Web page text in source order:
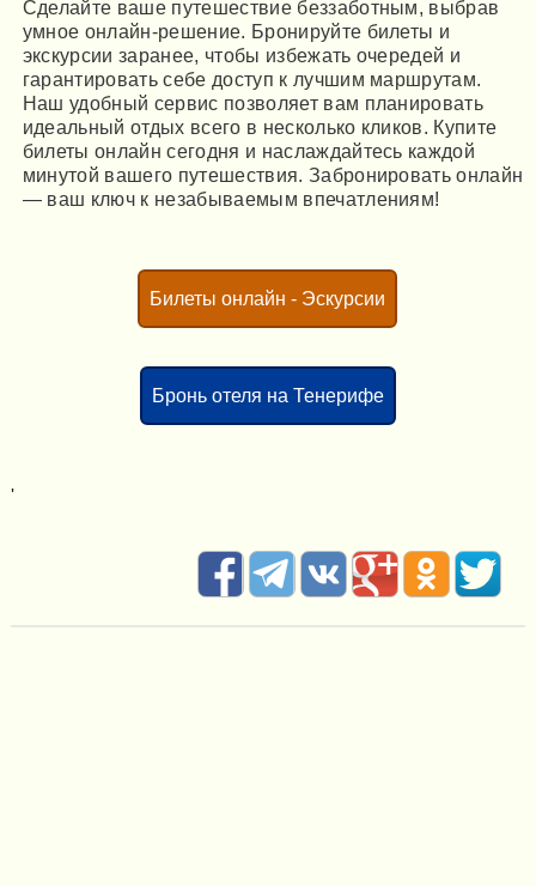
Сделайте ваше путешествие беззаботным, выбрав
умное онлайн-решение. Бронируйте билеты и
экскурсии заранее, чтобы избежать очередей и
гарантировать себе доступ к лучшим маршрутам.
Наш удобный сервис позволяет вам планировать
идеальный отдых всего в несколько кликов. Купите
билеты онлайн сегодня и наслаждайтесь каждой
минутой вашего путешествия. Забронировать онлайн
— ваш ключ к незабываемым впечатлениям!
Билеты онлайн - Эскурсии
Бронь отеля на Тенерифе
'